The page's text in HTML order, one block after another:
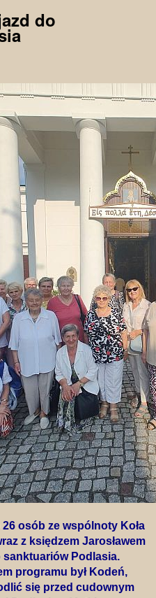
do
osób ze wspólnoty Koła
z księdzem Jarosławem
Podlasia.
programu był Kodeń,
się przed cudownym